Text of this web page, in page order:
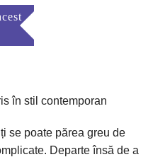
în stil contemporan
se poate părea greu de
Departe însă de a